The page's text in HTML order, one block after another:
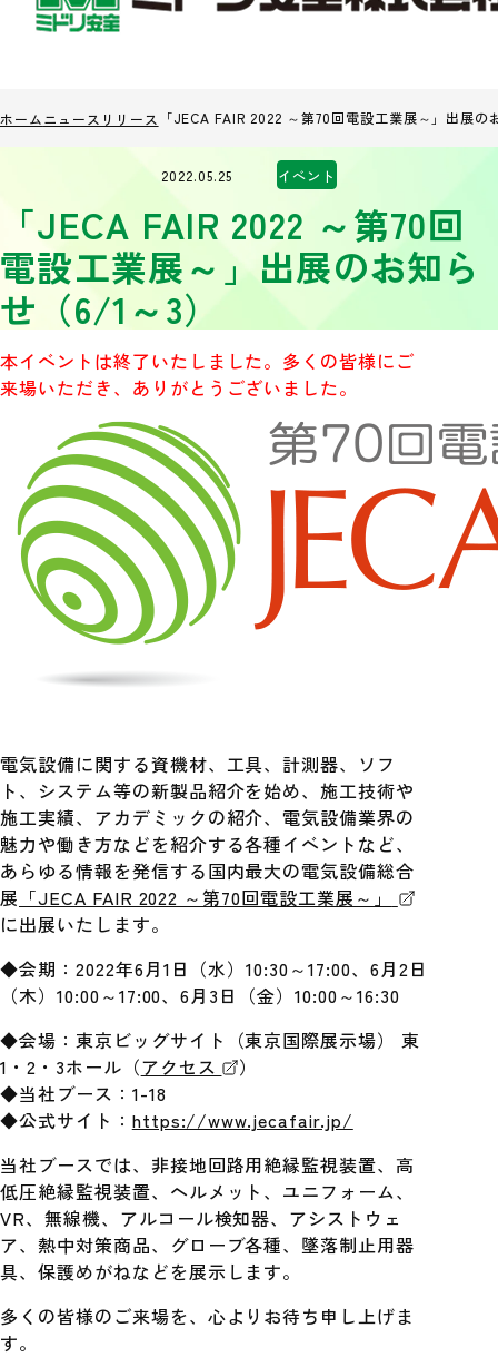
ホームニュースリリース 「JECA FAIR 2022 ～第70回電設工業展～」出展
2022.05.25 イベント
「JECA FAIR 2022 ～第70回
電設工業展～」出展のお知ら
せ（6/1～3）
本イベントは終了いたしました。多くの皆様にご
来場いただき、ありがとうございました。
電気設備に関する資機材、工具、計測器、ソフ
ト、システム等の新製品紹介を始め、施工技術や
施工実績、アカデミックの紹介、電気設備業界の
魅力や働き方などを紹介する各種イベントなど、
あらゆる情報を発信する国内最大の電気設備総合
展 「JECA FAIR 2022 ～第70回電設工業展～」
に出展いたします。
◆会期：2022年6月1日（水）10:30～17:00、6月2日
（木）10:00～17:00、6月3日（金）10:00～16:30
◆会場：東京ビッグサイト（東京国際展示場） 東
1・2・3ホール（アクセス
）
◆当社ブース：1-18
◆公式サイト： https://www.jecafair.jp/
当社ブースでは、非接地回路用絶縁監視装置、高
低圧絶縁監視装置、ヘルメット、ユニフォーム、
VR、無線機、アルコール検知器、アシストウェ
ア、熱中対策商品、グローブ各種、墜落制止用器
具、保護めがねなどを展示します。
多くの皆様のご来場を、心よりお待ち申し上げま
す。